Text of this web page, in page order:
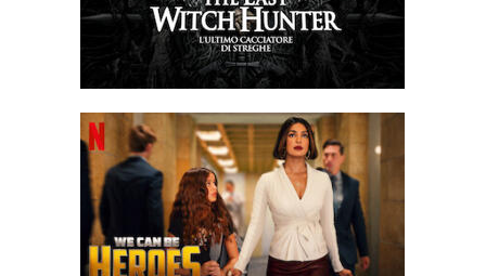
colonna di punte, ferendola mortalmente. Vaako tenta di colpire il
Lord Marshal ferito, che usa i suoi poteri per eludere il colpo ma
viene fermato da Riddick, che coglie l'occasione e lo uccide
rapidamente. Kyra muore tra le braccia di Riddick poco prima che
Riddick come loro nuovo leader.